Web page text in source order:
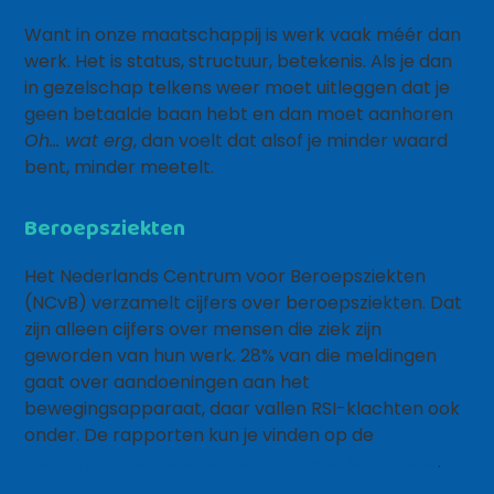
Want in onze maatschappij is werk vaak méér dan
werk. Het is status, structuur, betekenis. Als je dan
in gezelschap telkens weer moet uitleggen dat je
geen betaalde baan hebt en dan moet aanhoren
Oh… wat erg, dan voelt dat alsof je minder waard
bent, minder meetelt.
Beroepsziekten
Het Nederlands Centrum voor Beroepsziekten
(NCvB) verzamelt cijfers over beroepsziekten. Dat
zijn alleen cijfers over mensen die ziek zijn
geworden van hun werk. 28% van die meldingen
gaat over aandoeningen aan het
bewegingsapparaat, daar vallen RSI-klachten ook
onder. De rapporten kun je vinden op de
.